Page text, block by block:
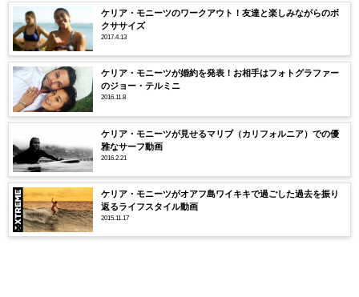
ケリア・モニーツのワークアウト！友達と楽しみながらのボ
クササイズ
2017.4.13
ケリア・モニーツが婚約を発表！お相手はフォトグラファー
のジョー・テルミニ
2016.11.8
ケリア・モニーツが見せるマリブ（カリフォルニア）での優
雅なサーフ動画
2016.2.21
ケリア・モニーツがオアフ島ワイキキで過ごした過去を振り
返るライフスタイル動画
2015.11.17